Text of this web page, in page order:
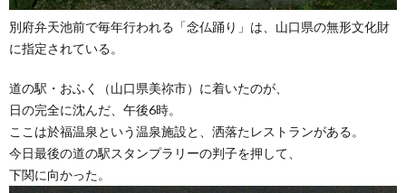
別府弁天池前で毎年行われる「念仏踊り」は、山口県の無形文化財
に指定されている。
道の駅・おふく（山口県美祢市）に着いたのが、
日の完全に沈んだ、午後6時。
ここは於福温泉という温泉施設と、洒落たレストランがある。
今日最後の道の駅スタンプラリーの判子を押して、
下関に向かった。